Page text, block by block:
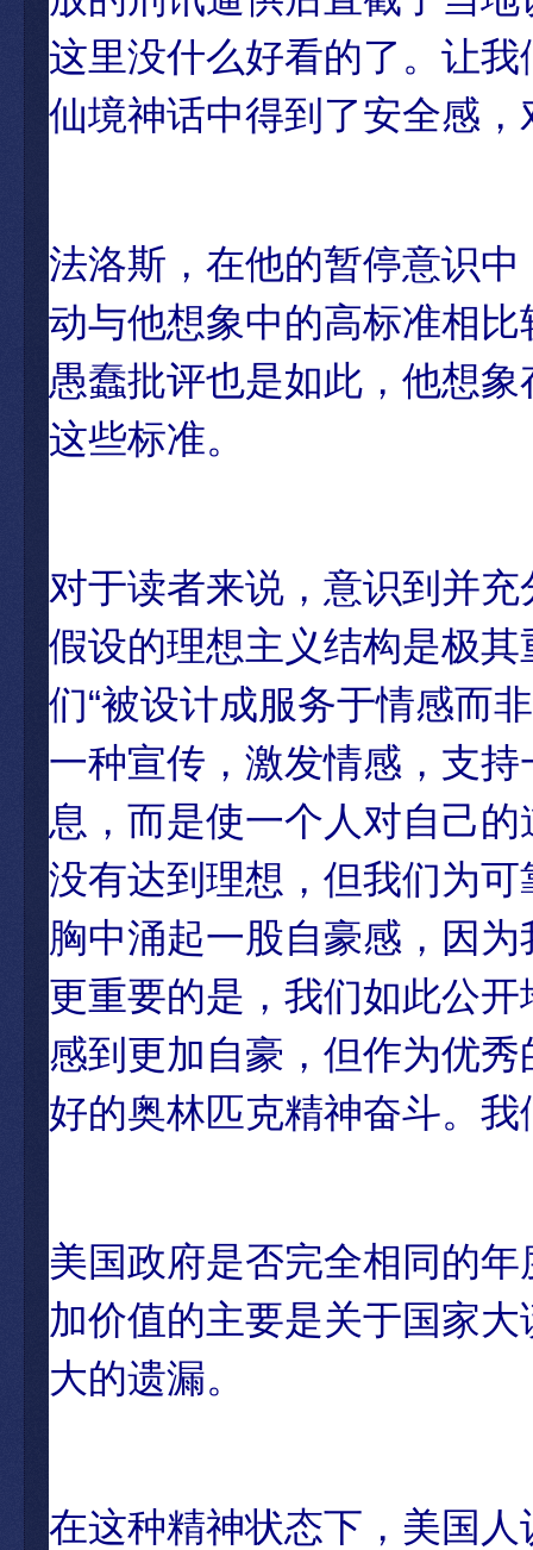
这里没什么好看的了。让
仙境神话中得到了安全感
法洛斯，在他的暂停意识
动与他想象中的高标准相
愚蠢批评也是如此，他想
这些标准。
对于读者来说，意识到并充
假设的理想主义结构是极
们“被设计成服务于情感而
一种宣传，激发情感，支
息，而是使一个人对自己
没有达到理想，但我们为
胸中涌起一股自豪感，因
更重要的是，我们如此公
感到更加自豪，但作为优
好的奥林匹克精神奋斗。
美国政府是否完全相同的
加价值的主要是关于国家
大的遗漏。
在这种精神状态下，美国